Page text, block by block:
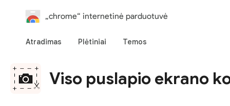
„chrome“ internetinė parduotuvė
Atradimas Plėtiniai Temos
Viso puslapio ekrano